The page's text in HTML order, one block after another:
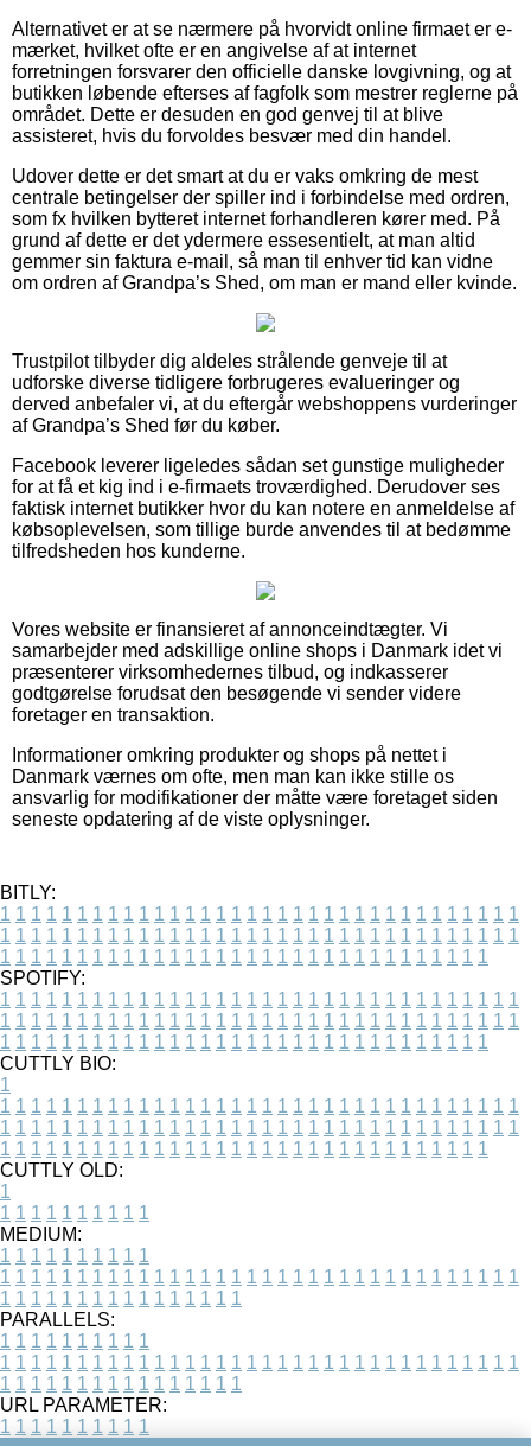
Alternativet er at se nærmere på hvorvidt online firmaet er e-
mærket, hvilket ofte er en angivelse af at internet
forretningen forsvarer den officielle danske lovgivning, og at
butikken løbende efterses af fagfolk som mestrer reglerne på
området. Dette er desuden en god genvej til at blive
assisteret, hvis du forvoldes besvær med din handel.
Udover dette er det smart at du er vaks omkring de mest
centrale betingelser der spiller ind i forbindelse med ordren,
som fx hvilken bytteret internet forhandleren kører med. På
grund af dette er det ydermere essesentielt, at man altid
gemmer sin faktura e-mail, så man til enhver tid kan vidne
om ordren af Grandpa’s Shed, om man er mand eller kvinde.
Trustpilot tilbyder dig aldeles strålende genveje til at
udforske diverse tidligere forbrugeres evalueringer og
derved anbefaler vi, at du eftergår webshoppens vurderinger
af Grandpa’s Shed før du køber.
Facebook leverer ligeledes sådan set gunstige muligheder
for at få et kig ind i e-firmaets troværdighed. Derudover ses
faktisk internet butikker hvor du kan notere en anmeldelse af
købsoplevelsen, som tillige burde anvendes til at bedømme
tilfredsheden hos kunderne.
Vores website er finansieret af annonceindtægter. Vi
samarbejder med adskillige online shops i Danmark idet vi
præsenterer virksomhedernes tilbud, og indkasserer
godtgørelse forudsat den besøgende vi sender videre
foretager en transaktion.
Informationer omkring produkter og shops på nettet i
Danmark værnes om ofte, men man kan ikke stille os
ansvarlig for modifikationer der måtte være foretaget siden
seneste opdatering af de viste oplysninger.
BITLY:
1 1 1 1 1 1 1 1 1 1 1 1 1 1 1 1 1 1 1 1 1 1 1 1 1 1 1 1 1 1 1 1 1 1
1 1 1 1 1 1 1 1 1 1 1 1 1 1 1 1 1 1 1 1 1 1 1 1 1 1 1 1 1 1 1 1 1 1
1 1 1 1 1 1 1 1 1 1 1 1 1 1 1 1 1 1 1 1 1 1 1 1 1 1 1 1 1 1 1 1
SPOTIFY:
1 1 1 1 1 1 1 1 1 1 1 1 1 1 1 1 1 1 1 1 1 1 1 1 1 1 1 1 1 1 1 1 1 1
1 1 1 1 1 1 1 1 1 1 1 1 1 1 1 1 1 1 1 1 1 1 1 1 1 1 1 1 1 1 1 1 1 1
1 1 1 1 1 1 1 1 1 1 1 1 1 1 1 1 1 1 1 1 1 1 1 1 1 1 1 1 1 1 1 1
CUTTLY BIO:
1
1 1 1 1 1 1 1 1 1 1 1 1 1 1 1 1 1 1 1 1 1 1 1 1 1 1 1 1 1 1 1 1 1 1
1 1 1 1 1 1 1 1 1 1 1 1 1 1 1 1 1 1 1 1 1 1 1 1 1 1 1 1 1 1 1 1 1 1
1 1 1 1 1 1 1 1 1 1 1 1 1 1 1 1 1 1 1 1 1 1 1 1 1 1 1 1 1 1 1 1
CUTTLY OLD:
1
1 1 1 1 1 1 1 1 1 1
MEDIUM:
1 1 1 1 1 1 1 1 1 1
1 1 1 1 1 1 1 1 1 1 1 1 1 1 1 1 1 1 1 1 1 1 1 1 1 1 1 1 1 1 1 1 1 1
1 1 1 1 1 1 1 1 1 1 1 1 1 1 1 1
PARALLELS:
1 1 1 1 1 1 1 1 1 1
1 1 1 1 1 1 1 1 1 1 1 1 1 1 1 1 1 1 1 1 1 1 1 1 1 1 1 1 1 1 1 1 1 1
1 1 1 1 1 1 1 1 1 1 1 1 1 1 1 1
URL PARAMETER:
1 1 1 1 1 1 1 1 1 1